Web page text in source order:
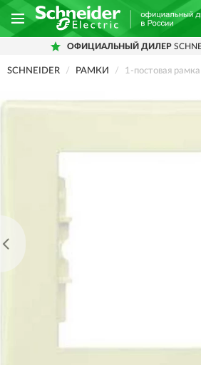
ОФИЦИАЛЬНЫЙ ДИЛЕР
SCHNEIDER РАМКИ 1-постовая